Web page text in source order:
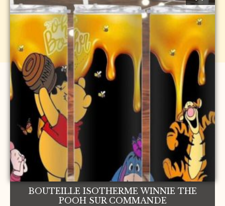
BOUTEILLE ISOTHERME WINNIE THE
POOH SUR COMMANDE